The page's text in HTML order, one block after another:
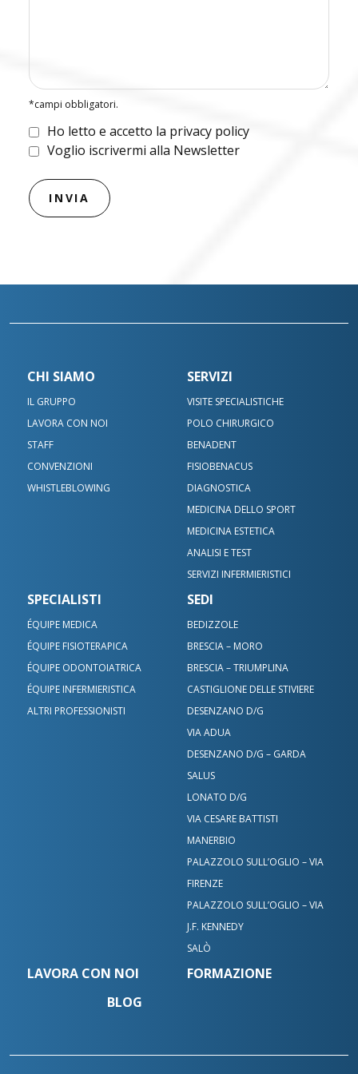
Contatta le nostre sedi
Benacus Lab - Bedizzole - Via Garibaldi 6/A
Benacus Lab - Brescia - Via Moro 34
Benacus Lab - Brescia - Moro -
+393783102040
Benacus Lab - Castiglione -
Poliambulatorio
*campi obbligatori.
Ho letto e accetto la privacy policy
Voglio iscrivermi alla Newsletter
CHI SIAMO
IL GRUPPO
LAVORA CON NOI
STAFF
CONVENZIONI
WHISTLEBLOWING
SERVIZI
VISITE SPECIALISTICHE
POLO CHIRURGICO
BENADENT
FISIOBENACUS
DIAGNOSTICA
MEDICINA DELLO SPORT
MEDICINA ESTETICA
ANALISI E TEST
SERVIZI INFERMIERISTICI
SPECIALISTI
ÉQUIPE MEDICA
ÉQUIPE FISIOTERAPICA
ÉQUIPE ODONTOIATRICA
ÉQUIPE INFERMIERISTICA
ALTRI PROFESSIONISTI
SEDI
BEDIZZOLE
BRESCIA – MORO
BRESCIA – TRIUMPLINA
CASTIGLIONE DELLE STIVIERE
DESENZANO D/G
VIA ADUA
DESENZANO D/G – GARDA
SALUS
LONATO D/G
VIA CESARE BATTISTI
MANERBIO
PALAZZOLO SULL’OGLIO – VIA
FIRENZE
PALAZZOLO SULL’OGLIO – VIA
J.F. KENNEDY
SALÒ
LAVORA CON NOI
FORMAZIONE
BLOG